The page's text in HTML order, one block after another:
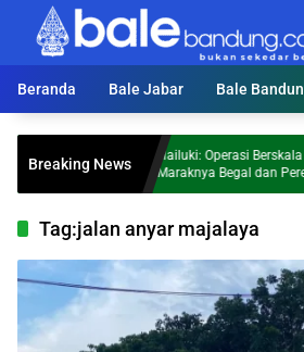
Langsung
konten
Beranda
Bale Jabar Bale
Breaking NewsHailuki: Operasi Berskala Besar
Maraknya Begal dan Peredaran
Tag:jalan anyar majalaya